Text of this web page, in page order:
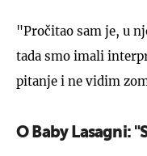
"Pročitao sam je, u
tada smo imali
pitanje i ne vidim
O Baby Lasagni: